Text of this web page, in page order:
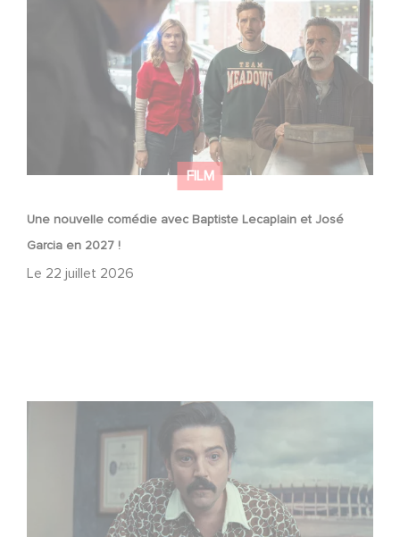
FILM
Une nouvelle comédie avec Baptiste Lecaplain et José
Garcia en 2027 !
Le 22 juillet 2026
Garcia en 2027 !
Mexico 86, est à retrouver dès maintenant sur Netflix